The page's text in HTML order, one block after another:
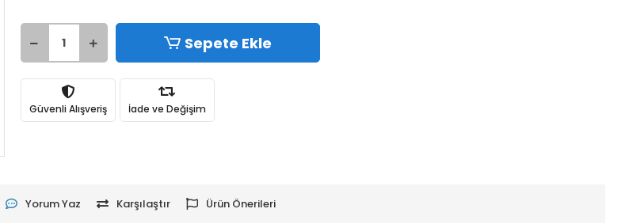
Sepete Ekle
Güvenli Alışveriş İade ve Değişim
Yorum Yaz Karşılaştır Ürün Önerileri